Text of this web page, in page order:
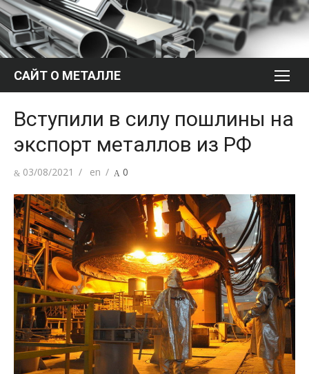
Перейти
к
содержимому
САЙТ О МЕТАЛЛЕ
Вступили в силу пошлины на
экспорт металлов из РФ
Опубликовано
03/08/2021 Автор
en 0